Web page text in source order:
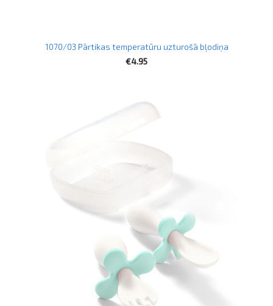
1070/03 Pārtikas temperatūru uzturošā bļodiņa
€4.95